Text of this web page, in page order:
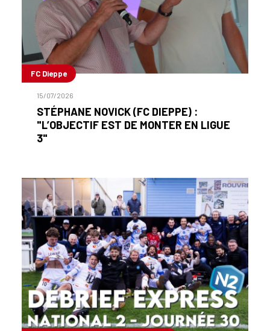
FC Dieppe
15/07/2026
STÉPHANE NOVICK (FC DIEPPE) :
"L’OBJECTIF EST DE MONTER EN LIGUE
3"